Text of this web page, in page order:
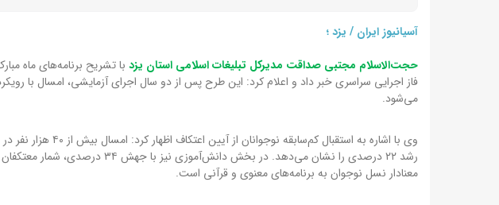
آسیانیوز ایران / یزد ؛
حجت‌الاسلام مجتبی صداقت مدیرکل تبلیغات اسلامی استان یزد با تشریح برنامه‌های ماه
فاز اجرایی سراسری خبر داد و اعلام کرد: این طرح پس از دو سال اجرای آزمایشی، امسال با
می‌شود.
معنادار نسل نوجوان به برنامه‌های معنوی و قرآنی است.